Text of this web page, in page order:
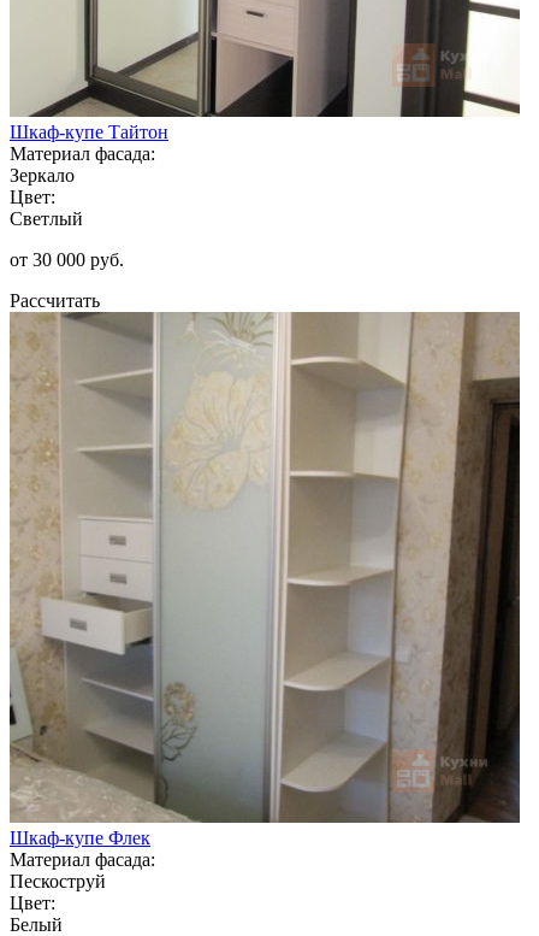
Шкаф-купе Тайтон
Материал фасада:
Зеркало
Цвет:
Светлый
от 30 000 руб.
Рассчитать
Шкаф-купе Флек
Материал фасада:
Пескоструй
Цвет:
Белый